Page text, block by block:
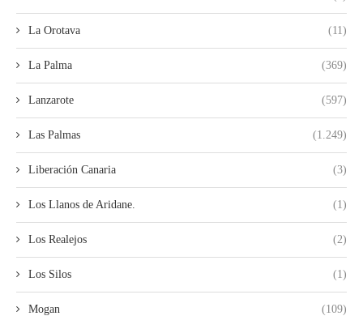
La Orotava (11)
La Palma (369)
Lanzarote (597)
Las Palmas (1.249)
Liberación Canaria (3)
Los Llanos de Aridane. (1)
Los Realejos (2)
Los Silos (1)
Mogan (109)